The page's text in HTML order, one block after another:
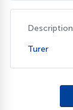
Description
Turer